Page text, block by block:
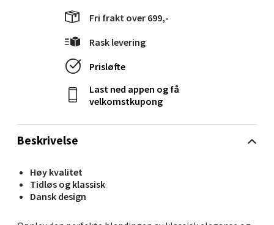
Beskrivelse
Høy kvalitet
Tidløs og klassisk
Dansk design
Fri frakt over 699,-
Rask levering
Prisløfte
Last ned appen og få
velkomstkupong
Stavanger og Sandnes - Kilden
Senter
Gartnerveien 16, 4016 Stavanger
Åpent i dag 10-20
0 i butikk
Stavanger og Sandnes - Kvadrat
Gamle Stokkavei 1, 4313 Sandnes